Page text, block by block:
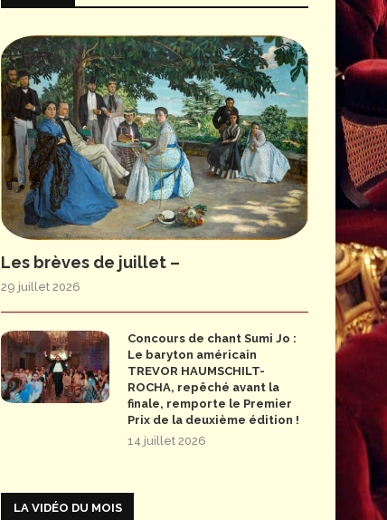
© Émilie Brouchon – Opéra national de Paris
Les brèves de juillet –
29 juillet 2026
Concours de chant Sumi Jo :
Le baryton américain
TREVOR HAUMSCHILT-
ROCHA, repêché avant la
finale, remporte le Premier
Prix de la deuxième édition !
14 juillet 2026
LA VIDÉO DU MOIS